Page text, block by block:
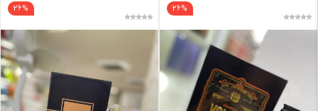
26%
26%